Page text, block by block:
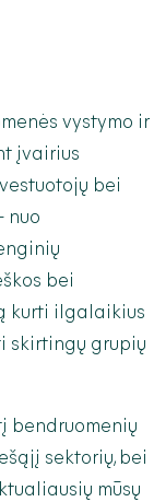
vystymo ir
įvairius
bei
nuo
bei
kurti ilgalaikius
skirtingų grupių
bendruomenių
sektorių, bei
mūsų